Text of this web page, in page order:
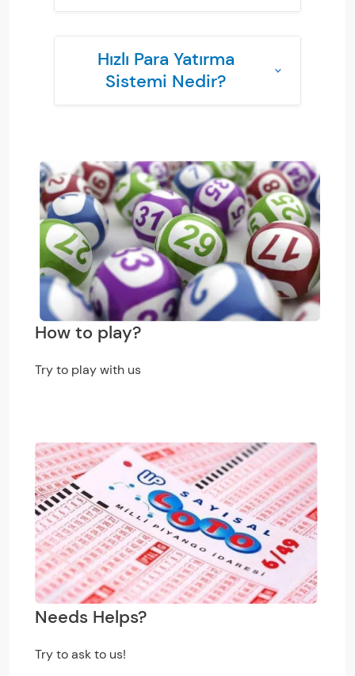
Hızlı Para Yatırma
Sistemi Nedir?
How to play?
Try to play with us
Needs Helps?
Try to ask to us!